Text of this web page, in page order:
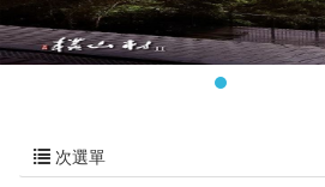
次選單